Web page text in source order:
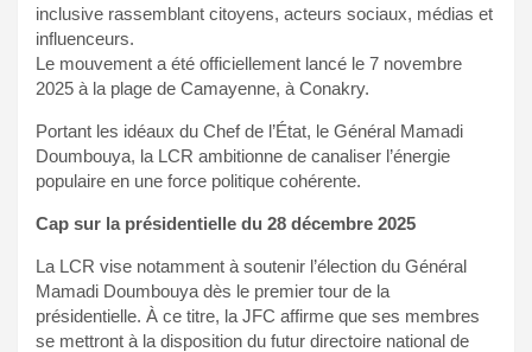
inclusive rassemblant citoyens, acteurs sociaux, médias et
influenceurs.
Le mouvement a été officiellement lancé le 7 novembre
2025 à la plage de Camayenne, à Conakry.
Portant les idéaux du Chef de l’État, le Général Mamadi
Doumbouya, la LCR ambitionne de canaliser l’énergie
populaire en une force politique cohérente.
Cap sur la présidentielle du 28 décembre 2025
La LCR vise notamment à soutenir l’élection du Général
Mamadi Doumbouya dès le premier tour de la
présidentielle. À ce titre, la JFC affirme que ses membres
se mettront à la disposition du futur directoire national de